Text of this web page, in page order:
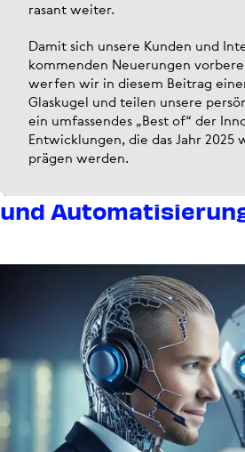
rasant weiter.
Damit sich unsere Kunden und
kommenden Neuerungen
werfen wir in diesem Beitrag
Glaskugel und teilen unsere
ein umfassendes „Best of“ der
Entwicklungen, die das Jahr 2025
prägen werden.
Trend 1: Künst­liche
und